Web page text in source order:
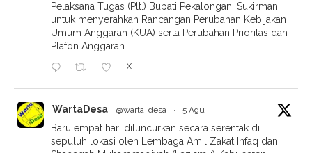
Pelaksana Tugas (Plt.) Bupati Pekalongan, Sukirman,
untuk menyerahkan Rancangan Perubahan Kebijakan
Umum Anggaran (KUA) serta Perubahan Prioritas dan
Plafon Anggaran
X
WartaDesa @warta_desa · 5 Agu
Baru empat hari diluncurkan secara serentak di
sepuluh lokasi oleh Lembaga Amil Zakat Infaq dan